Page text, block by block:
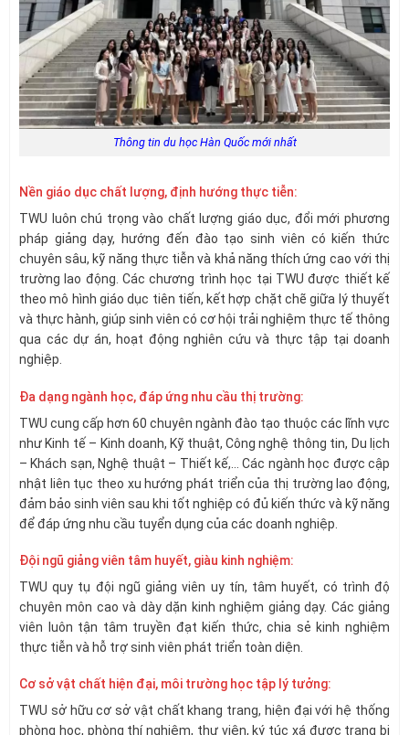
Thông tin du học Hàn Quốc mới nhất
Nền giáo dục chất lượng, định hướng thực tiễn:
TWU luôn chú trọng vào chất lượng giáo dục, đổi mới phương
pháp giảng dạy, hướng đến đào tạo sinh viên có kiến thức
chuyên sâu, kỹ năng thực tiễn và khả năng thích ứng cao với thị
trường lao động. Các chương trình học tại TWU được thiết kế
theo mô hình giáo dục tiên tiến, kết hợp chặt chẽ giữa lý thuyết
và thực hành, giúp sinh viên có cơ hội trải nghiệm thực tế thông
qua các dự án, hoạt động nghiên cứu và thực tập tại doanh
nghiệp.
Đa dạng ngành học, đáp ứng nhu cầu thị trường:
TWU cung cấp hơn 60 chuyên ngành đào tạo thuộc các lĩnh vực
như Kinh tế – Kinh doanh, Kỹ thuật, Công nghệ thông tin, Du lịch
– Khách sạn, Nghệ thuật – Thiết kế,… Các ngành học được cập
nhật liên tục theo xu hướng phát triển của thị trường lao động,
đảm bảo sinh viên sau khi tốt nghiệp có đủ kiến thức và kỹ năng
để đáp ứng nhu cầu tuyển dụng của các doanh nghiệp.
Đội ngũ giảng viên tâm huyết, giàu kinh nghiệm:
TWU quy tụ đội ngũ giảng viên uy tín, tâm huyết, có trình độ
chuyên môn cao và dày dặn kinh nghiệm giảng dạy. Các giảng
viên luôn tận tâm truyền đạt kiến thức, chia sẻ kinh nghiệm
thực tiễn và hỗ trợ sinh viên phát triển toàn diện.
Cơ sở vật chất hiện đại, môi trường học tập lý tưởng:
TWU sở hữu cơ sở vật chất khang trang, hiện đại với hệ thống
phòng học, phòng thí nghiệm, thư viện, ký túc xá được trang bị